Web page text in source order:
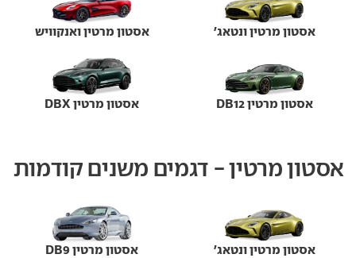
אסטון מרטין ונטאג' אסטון מרטין ואנקוויש
אסטון מרטין DB12 אסטון מרטין DBX
אסטון מרטין - דגמים משנים קודמות
אסטון מרטין ונטאג' אסטון מרטין DB9